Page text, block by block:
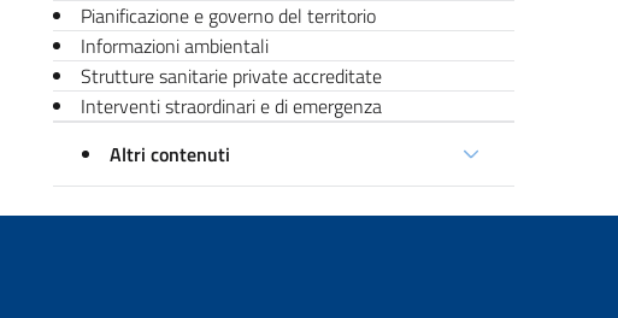
Pianificazione e governo del territorio
Informazioni ambientali
Strutture sanitarie private accreditate
Interventi straordinari e di emergenza
Altri contenuti